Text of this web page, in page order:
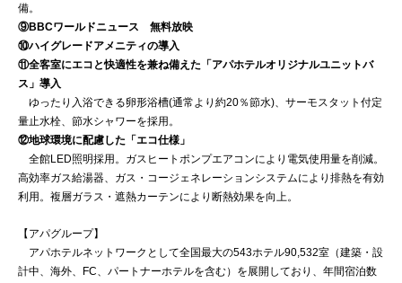
備。
⑨BBCワールドニュース 無料放映
⑩ハイグレードアメニティの導入
⑪全客室にエコと快適性を兼ね備えた「アパホテルオリジナルユニットバ
ス」導入
ゆったり入浴できる卵形浴槽(通常より約20％節水)、サーモスタット付定
量止水栓、節水シャワーを採用。
⑫地球環境に配慮した「エコ仕様」
全館LED照明採用。ガスヒートポンプエアコンにより電気使用量を削減。
高効率ガス給湯器、ガス・コージェネレーションシステムにより排熱を有効
利用。複層ガラス・遮熱カーテンにより断熱効果を向上。
【アパグループ】
アパホテルネットワークとして全国最大の543ホテル90,532室（建築・設
計中、海外、FC、パートナーホテルを含む）を展開しており、年間宿泊数